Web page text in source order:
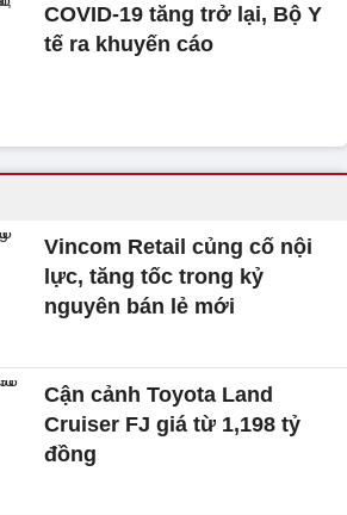
COVID-19 tăng trở lại, Bộ Y
tế ra khuyến cáo
Vincom Retail củng cố nội
lực, tăng tốc trong kỷ
nguyên bán lẻ mới
Cận cảnh Toyota Land
Cruiser FJ giá từ 1,198 tỷ
đồng